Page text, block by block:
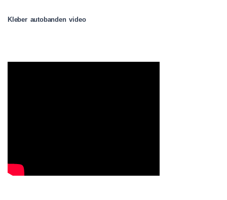
Kleber autobanden video